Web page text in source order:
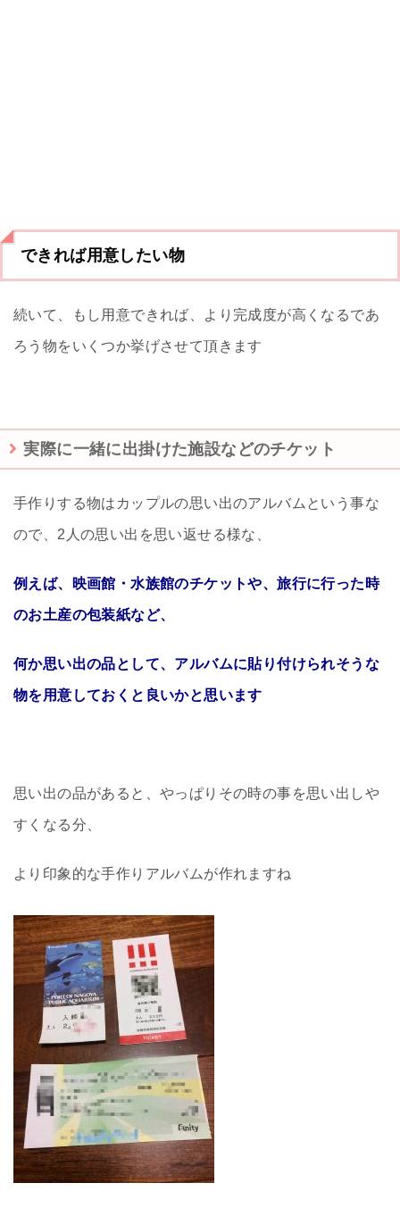
できれば用意したい物
続いて、もし用意できれば、より完成度が高くなるであ
ろう物をいくつか挙げさせて頂きます
実際に一緒に出掛けた施設などのチケット
手作りする物はカップルの思い出のアルバムという事な
ので、2人の思い出を思い返せる様な、
例えば、映画館・水族館のチケットや、旅行に行った時
のお土産の包装紙など、
何か思い出の品として、アルバムに貼り付けられそうな
物を用意しておくと良いかと思います
思い出の品があると、やっぱりその時の事を思い出しや
すくなる分、
より印象的な手作りアルバムが作れますね